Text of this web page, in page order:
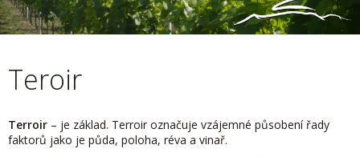
Teroir
Terroir – je základ. Terroir označuje vzájemné působení řady
faktorů jako je půda, poloha, réva a vinař.